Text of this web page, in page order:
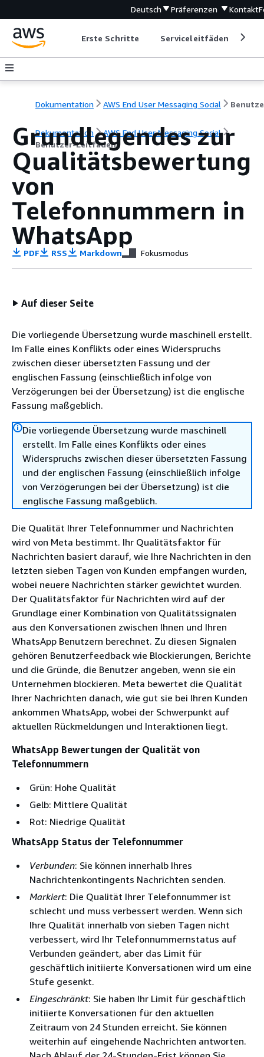
Deutsch Präferenzen Kontakt
Erste Schritte Serviceleitfäden
Dokumentation AWS End User Messaging Social
Dokumentation
AWS End User Messaging Social
Benutzer-Leitfaden
Grundlegendes zur
Qualitätsbewertung
von
Telefonnummern in
WhatsApp
PDF RSS Markdown Fokusmodus
Auf dieser Seite
Die vorliegende Übersetzung wurde maschinell erstellt.
Im Falle eines Konflikts oder eines Widerspruchs
zwischen dieser übersetzten Fassung und der
englischen Fassung (einschließlich infolge von
Verzögerungen bei der Übersetzung) ist die englische
Fassung maßgeblich.
Die vorliegende Übersetzung wurde maschinell
erstellt. Im Falle eines Konflikts oder eines
Widerspruchs zwischen dieser übersetzten Fassung
und der englischen Fassung (einschließlich infolge
von Verzögerungen bei der Übersetzung) ist die
englische Fassung maßgeblich.
Die Qualität Ihrer Telefonnummer und Nachrichten
wird von Meta bestimmt. Ihr Qualitätsfaktor für
Nachrichten basiert darauf, wie Ihre Nachrichten in den
letzten sieben Tagen von Kunden empfangen wurden,
wobei neuere Nachrichten stärker gewichtet wurden.
Der Qualitätsfaktor für Nachrichten wird auf der
Grundlage einer Kombination von Qualitätssignalen
aus den Konversationen zwischen Ihnen und Ihren
WhatsApp Benutzern berechnet. Zu diesen Signalen
gehören Benutzerfeedback wie Blockierungen, Berichte
und die Gründe, die Benutzer angeben, wenn sie ein
Unternehmen blockieren. Meta bewertet die Qualität
Ihrer Nachrichten danach, wie gut sie bei Ihren Kunden
ankommen WhatsApp, wobei der Schwerpunkt auf
aktuellen Rückmeldungen und Interaktionen liegt.
WhatsApp Bewertungen der Qualität von
Telefonnummern
Grün: Hohe Qualität
Gelb: Mittlere Qualität
Rot: Niedrige Qualität
WhatsApp Status der Telefonnummer
Verbunden: Sie können innerhalb Ihres
Nachrichtenkontingents Nachrichten senden.
Markiert: Die Qualität Ihrer Telefonnummer ist
schlecht und muss verbessert werden. Wenn sich
Ihre Qualität innerhalb von sieben Tagen nicht
verbessert, wird Ihr Telefonnummernstatus auf
Verbunden geändert, aber das Limit für
geschäftlich initiierte Konversationen wird um eine
Stufe gesenkt.
Eingeschränkt: Sie haben Ihr Limit für geschäftlich
initiierte Konversationen für den aktuellen
Zeitraum von 24 Stunden erreicht. Sie können
weiterhin auf eingehende Nachrichten antworten.